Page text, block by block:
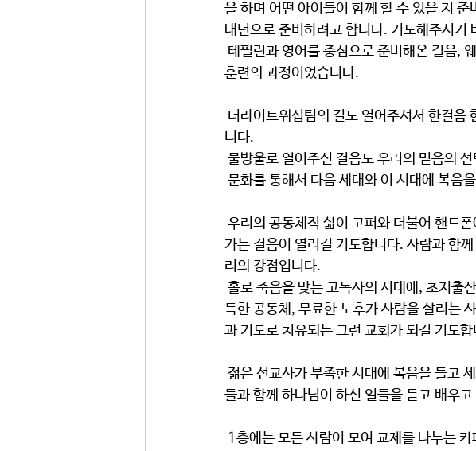
을 하며 어떤 아이들이 함께 할 수 있을 지
내년으로 준비하려고 합니다. 기도해주시기
훈련의 과정이었습니다.
니다.
물방울로 열어주신 걸음도 우리의 믿음의
문화를 통해서 다음 세대와 이 시대에 복음
가는 걸음이 열리길 기도합니다. 사람과 함
리의 강점입니다.
득한 공동체, 무료한 노후가 사람을 살리는
과 기도로 치유되는 그런 교회가 되길 기도합
들과 함께 하나님이 하신 일들을 듣고 배우